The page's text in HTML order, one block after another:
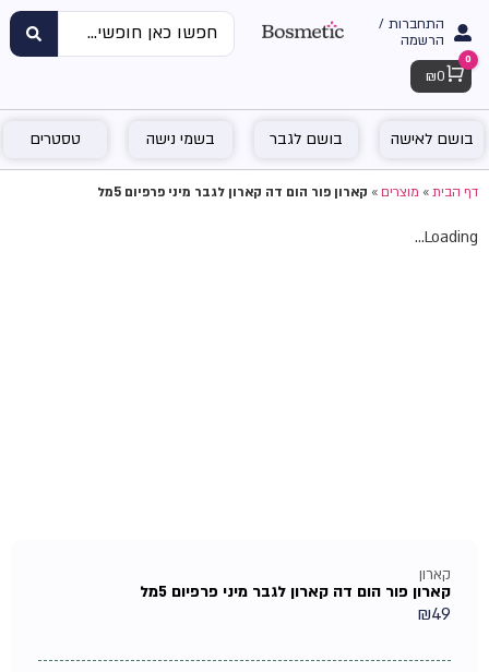
התחברות /
הרשמה
Cart
0
₪ 0
בושם לאישה בושם לגבר בשמי נישה טסטרים
דף הבית»מוצרים»קארון פור הום דה קארון לגבר מיני פרפיום 5מל
Loading...
קארון
קארון פור הום דה קארון לגבר מיני פרפיום 5מל
₪49